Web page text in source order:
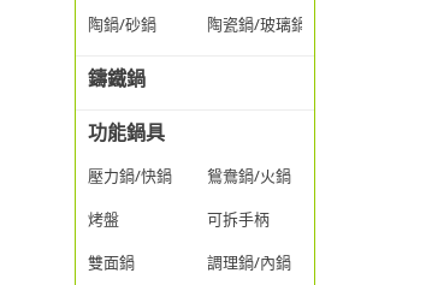
陶鍋/砂鍋
陶瓷鍋/玻璃鍋/透明鍋
鑄鐵鍋
功能鍋具
壓力鍋/快鍋
鴛鴦鍋/火鍋
烤盤
可拆手柄
雙面鍋
調理鍋/內鍋